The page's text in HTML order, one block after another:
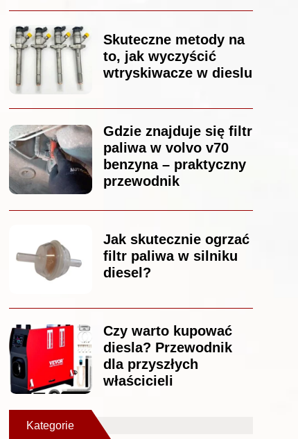
Skuteczne metody na
to, jak wyczyścić
wtryskiwacze w dieslu
Gdzie znajduje się filtr
paliwa w volvo v70
benzyna – praktyczny
przewodnik
Jak skutecznie ogrzać
filtr paliwa w silniku
diesel?
Czy warto kupować
diesla? Przewodnik
dla przyszłych
właścicieli
Kategorie